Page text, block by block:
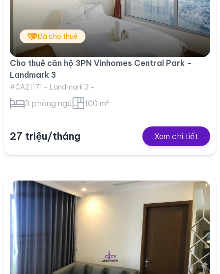
Đã cho thuê
Cho thuê căn hộ 3PN Vinhomes Central Park –
Landmark 3
#CA21171 - Landmark 3 -
3 phòng ngủ 100 m²
27 triệu/tháng Xem chi tiết